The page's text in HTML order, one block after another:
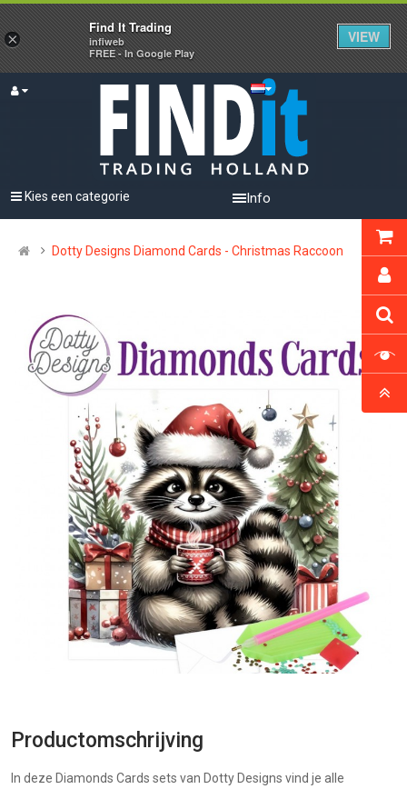
Info
Kies een categorie
Dotty Designs Diamond Cards - Christmas Raccoon
Productomschrijving
In deze Diamonds Cards sets van Dotty Designs vind je alle
×
Find It Trading
infiweb
FREE - In Google Play
VIEW